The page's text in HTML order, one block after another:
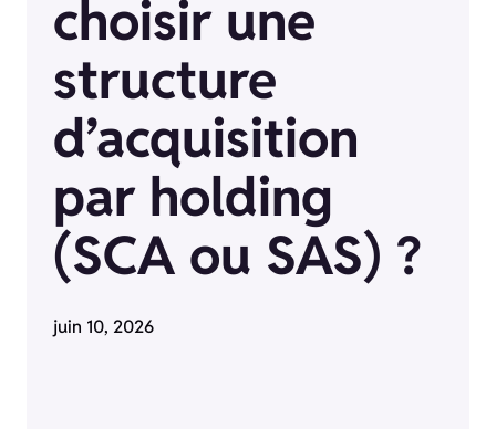
choisir une
structure
d’acquisition
par holding
(SCA ou SAS) ?
juin 10, 2026